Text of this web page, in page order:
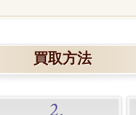
買取方法